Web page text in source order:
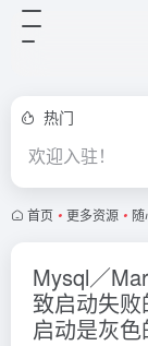
热门
欢迎入驻！
首页 • 更多资源 •
Mysql／
致启动失
启动是灰